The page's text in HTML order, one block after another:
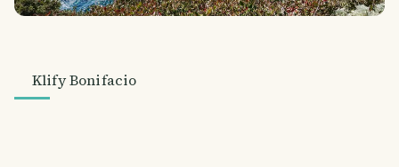
Klify Bonifacio